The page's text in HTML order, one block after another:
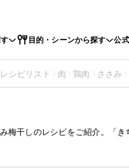
目的・シーンから探す 公
レシピリスト 肉 鶏肉 ささみ
梅干しのレシピをご紹介。「